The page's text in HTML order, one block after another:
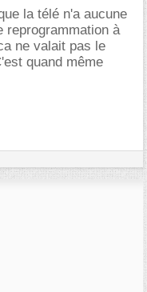
la télé n'a aucune
reprogrammation à
ne valait pas le
quand même